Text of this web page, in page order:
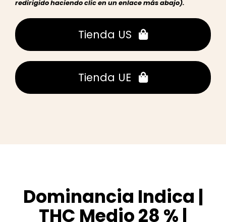
redirigido haciendo clic en un enlace más abajo).
Tienda US
Tienda UE
Dominancia Indica |
THC Medio 28 % |